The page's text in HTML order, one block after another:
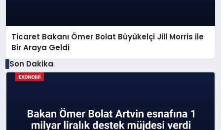
Ticaret Bakanı Ömer Bolat Büyükelçi Jill Morris ile
Bir Araya Geldi
Son Dakika